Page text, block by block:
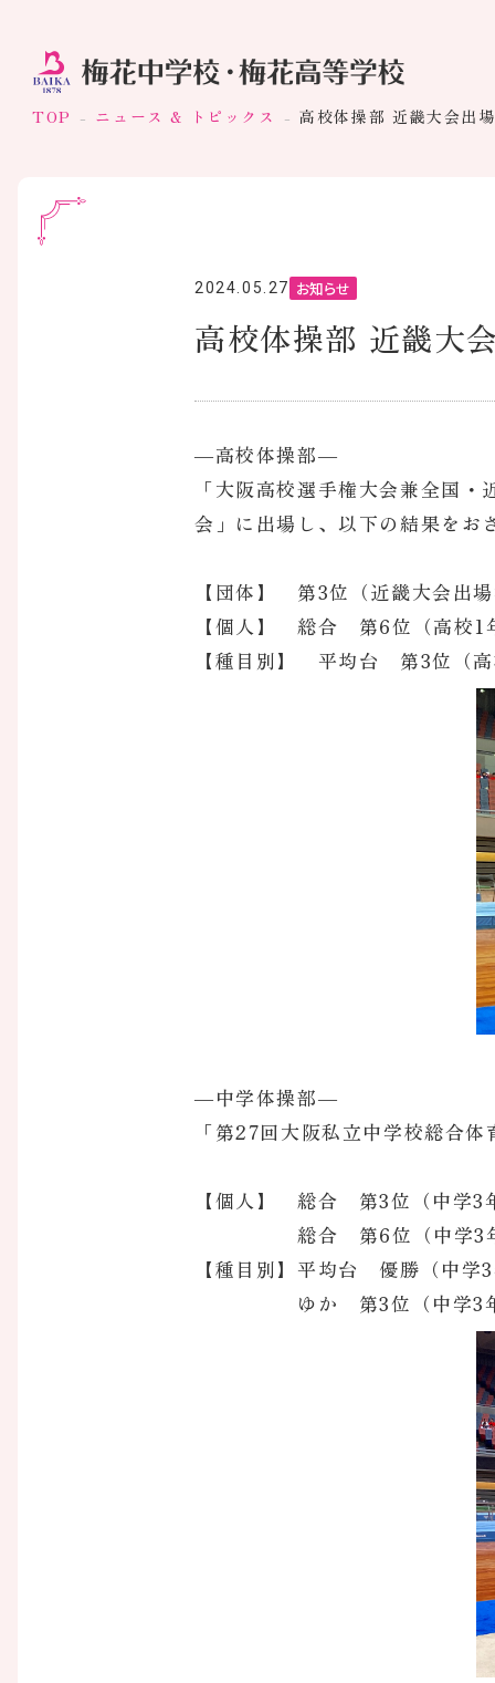
TOP ニュース & トピックス 高校体操部 近畿大会出
2024.05.27 お知らせ
高校体操部 近畿大
―高校体操部―
「大阪高校選手権大会兼全国
会」に出場し、以下の結果をお
【団体】 第3位（近畿大会出
【個人】 総合 第6位（高校1
【種目別】 平均台 第3位（
―中学体操部―
「第27回大阪私立中学校総合
【個人】 総合 第3位（中学3
総合 第6位（中学3年
【種目別】平均台 優勝（中学
ゆか 第3位（中学3年